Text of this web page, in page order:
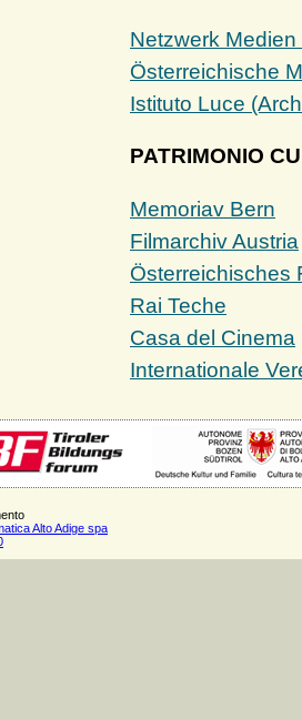
Netzwerk
Österreichische
Istituto Luce
PATRIMONIO
Memoriav Bern
Filmarchiv Austria
Österreichisches
Rai Teche
Casa del Cinema
Internationale
Alto Adige spa